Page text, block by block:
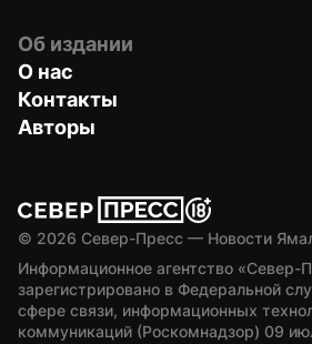
Об издании
О нас
Контакты
Авторы
© 2026 Север-Пресс — Новости
Информационное агентство «Север-
зарегистрировано в Федеральной
сфере связи, информационных
коммуникаций (Роскомнадзор) 09